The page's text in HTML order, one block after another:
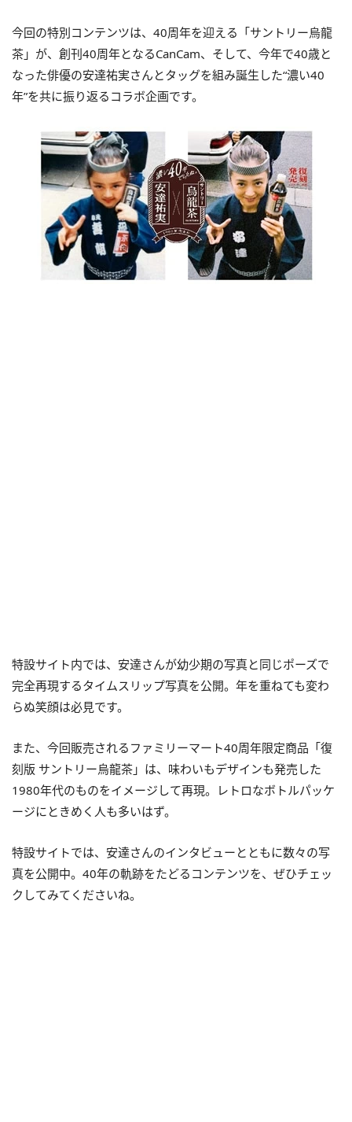
今回の特別コンテンツは、40周年を迎える「サントリー烏龍
茶」が、創刊40周年となるCanCam、そして、今年で40歳と
なった俳優の安達祐実さんとタッグを組み誕生した“濃い40
年”を共に振り返るコラボ企画です。
特設サイト内では、安達さんが幼少期の写真と同じポーズで
完全再現するタイムスリップ写真を公開。年を重ねても変わ
らぬ笑顔は必見です。
また、今回販売されるファミリーマート40周年限定商品「復
刻版 サントリー烏龍茶」は、味わいもデザインも発売した
1980年代のものをイメージして再現。レトロなボトルパッケ
ージにときめく人も多いはず。
特設サイトでは、安達さんのインタビューとともに数々の写
真を公開中。40年の軌跡をたどるコンテンツを、ぜひチェッ
クしてみてくださいね。